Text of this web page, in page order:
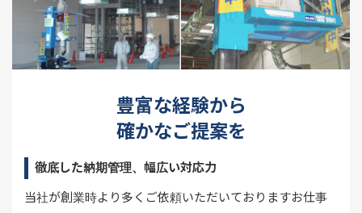
豊富な経験から
確かなご提案を
徹底した納期管理、幅広い対応力
当社が創業時より多くご依頼いただいておりますお仕事